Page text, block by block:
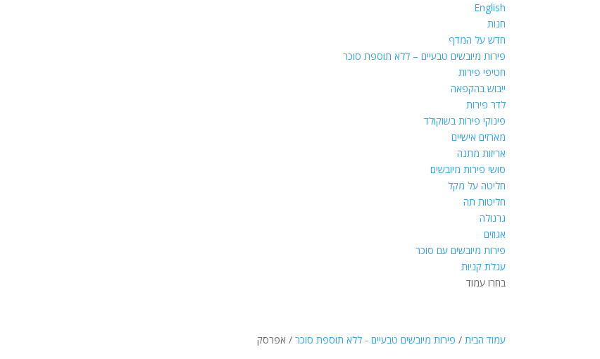
English
חנות
חדש על המדף
פירות מיובשים טבעיים – ללא תוספת סוכר
חטיפי פירות
ייבוש בהקפאה
לדר פירות
פינוקי פירות בשוקולד
מארזים אישיים
אריזות מתנה
סושי פירות מיובשים
חליטה על מקל
חליטות תה
גרנולה
אגוזים
פירות מיובשים עם סוכר
עגלת קניות
בחרו עמוד
עמוד הבית / פירות מיובשים טבעיים - ללא תוספת סוכר / אפרסק